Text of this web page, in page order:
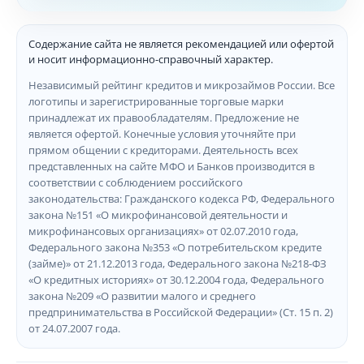
Содержание сайта не является рекомендацией или офертой
и носит информационно-справочный характер.
Независимый рейтинг кредитов и микрозаймов России. Все
логотипы и зарегистрированные торговые марки
принадлежат их правообладателям. Предложение не
является офертой. Конечные условия уточняйте при
прямом общении с кредиторами. Деятельность всех
представленных на сайте МФО и Банков производится в
соответствии с соблюдением российского
законодательства: Гражданского кодекса РФ, Федерального
закона №151 «О микрофинансовой деятельности и
микрофинансовых организациях» от 02.07.2010 года,
Федерального закона №353 «О потребительском кредите
(займе)» от 21.12.2013 года, Федерального закона №218-ФЗ
«О кредитных историях» от 30.12.2004 года, Федерального
закона №209 «О развитии малого и среднего
предпринимательства в Российской Федерации» (Ст. 15 п. 2)
от 24.07.2007 года.